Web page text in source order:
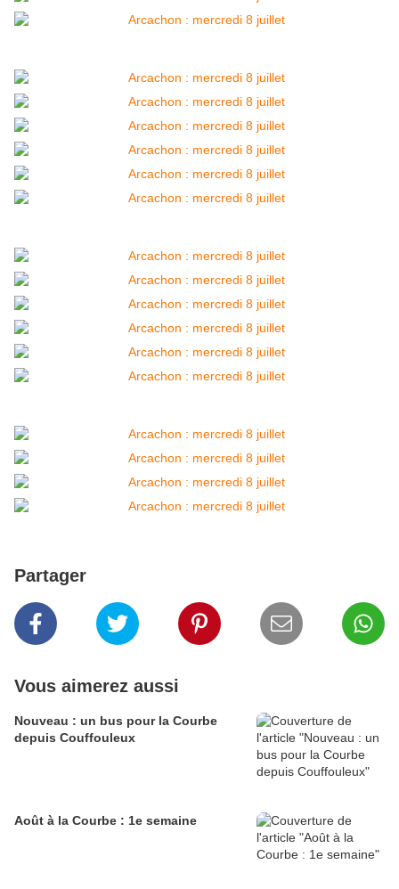
Partager
Vous aimerez aussi
Nouveau : un bus pour la Courbe
depuis Couffouleux
Août à la Courbe : 1e semaine